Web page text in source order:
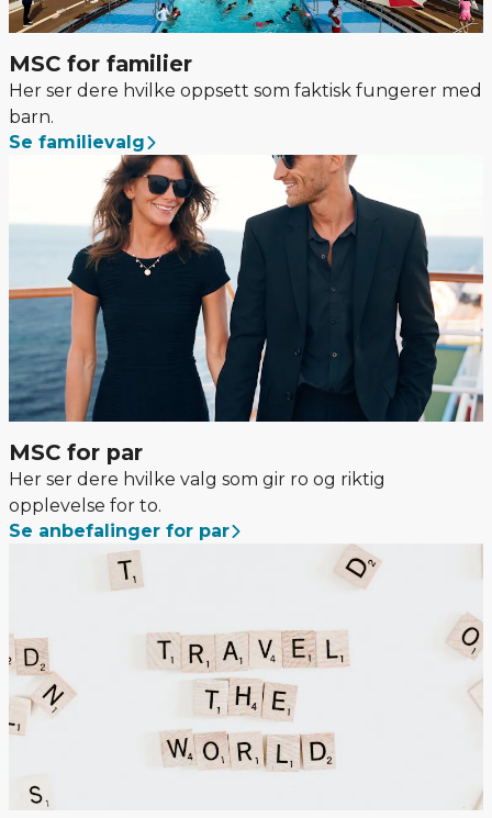
MSC for familier
Her ser dere hvilke oppsett som faktisk fungerer med
barn.
Se familievalg
MSC for par
Her ser dere hvilke valg som gir ro og riktig
opplevelse for to.
Se anbefalinger for par